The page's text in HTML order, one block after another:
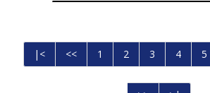
|< << 1 2 3 4 5